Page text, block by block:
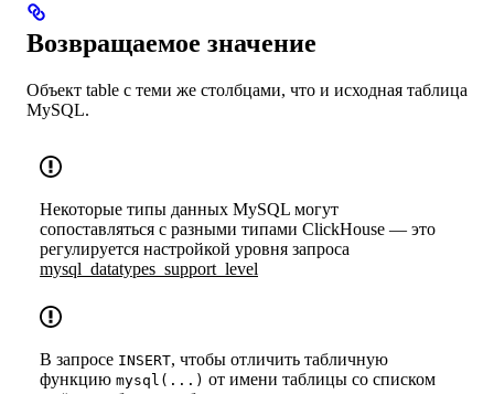
Возвращаемое значение
Объект table с теми же столбцами, что и исходная таблица
MySQL.
Некоторые типы данных MySQL могут
сопоставляться с разными типами ClickHouse — это
регулируется настройкой уровня запроса
mysql_datatypes_support_level
В запросе INSERT, чтобы отличить табличную
функцию mysql(...) от имени таблицы со списком